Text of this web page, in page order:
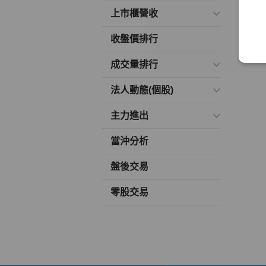
上市櫃營收
收盤價排行
成交量排行
法人動態(個股)
主力進出
當沖分析
盤後交易
零股交易